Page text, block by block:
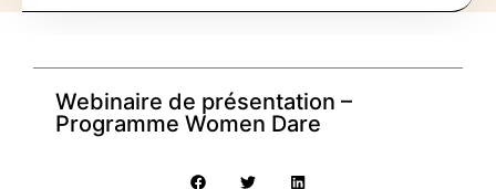
Webinaire de présentation –
Programme Women Dare